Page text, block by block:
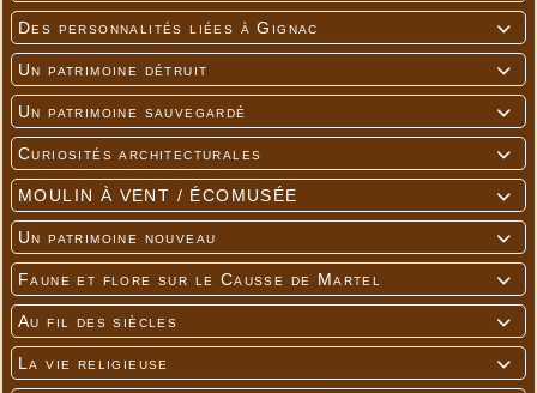

Des personnalités liées à Gignac

Un patrimoine détruit

Un patrimoine sauvegardé

Curiosités architecturales

MOULIN À VENT / ÉCOMUSÉE

Un patrimoine nouveau

Faune et flore sur le Causse de Martel

Au fil des siècles

La vie religieuse